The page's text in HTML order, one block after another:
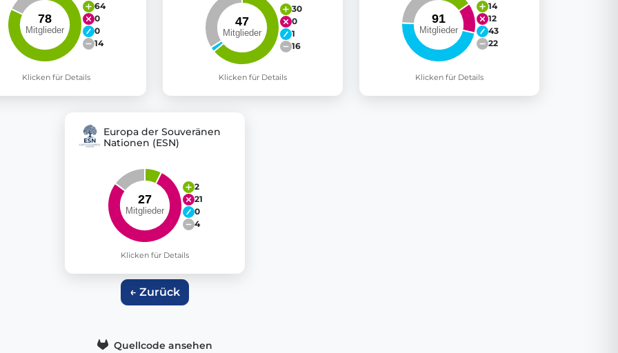
64
0
0
14
Klicken für Details
30
0
1
16
Klicken für Details
14
12
43
22
Klicken für Details
Europa der Souveränen
Nationen (ESN)
2
21
0
4
Klicken für Details
← Zurück
Quellcode ansehen